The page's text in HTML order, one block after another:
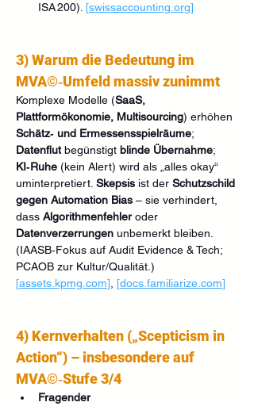
ISA 200). [swissaccounting.org]
3) Warum die Bedeutung im
MVA©‑Umfeld massiv zunimmt
Komplexe Modelle (SaaS,
Plattformökonomie, Multisourcing) erhöhen
Schätz‑ und Ermessensspielräume;
Datenflut begünstigt blinde Übernahme;
KI‑Ruhe (kein Alert) wird als „alles okay“
uminterpretiert. Skepsis ist der Schutzschild
gegen Automation Bias – sie verhindert,
dass Algorithmenfehler oder
Datenverzerrungen unbemerkt bleiben.
(IAASB‑Fokus auf Audit Evidence & Tech;
PCAOB zur Kultur/Qualität.)
[assets.kpmg.com] [docs.familiarize.com]
4) Kernverhalten („Scepticism in
Action“) – insbesondere auf
MVA©‑Stufe 3/4
Fragender